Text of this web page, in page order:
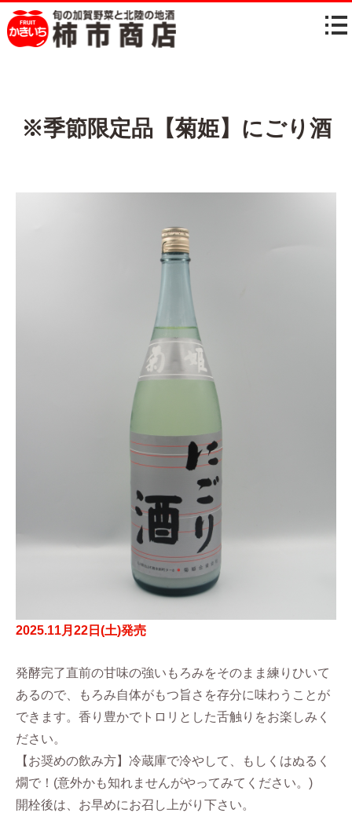
※季節限定品【菊姫】にごり酒
2025.11月22日(土)発売
発酵完了直前の甘味の強いもろみをそのまま練りひいて
あるので、もろみ自体がもつ旨さを存分に味わうことが
できます。香り豊かでトロリとした舌触りをお楽しみく
ださい。
【お奨めの飲み方】冷蔵庫で冷やして、もしくはぬるく
燗で！(意外かも知れませんがやってみてください。)
開栓後は、お早めにお召し上がり下さい。